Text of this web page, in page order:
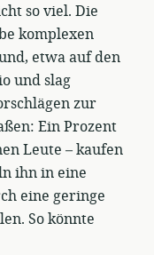
so viel. Die
komplexen
etwa auf den
und slag
zur
Ein Prozent
Leute – kaufen
ihn in eine
eine geringe
So könnte